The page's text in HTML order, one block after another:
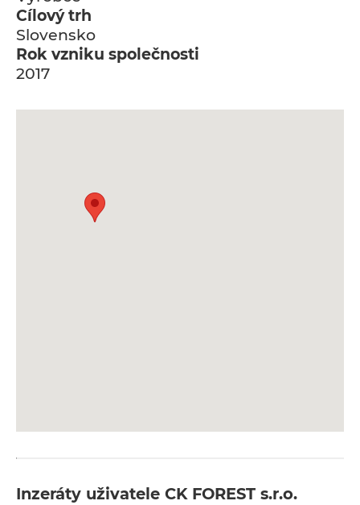
Cílový trh
Slovensko
Rok vzniku společnosti
2017
Inzeráty uživatele CK FOREST s.r.o.